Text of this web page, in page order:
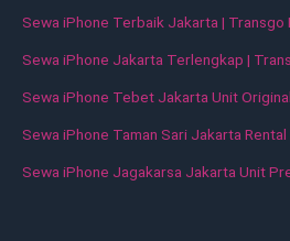
Sewa iPhone Terbaik Jakarta | Transgo
Sewa iPhone Jakarta Terlengkap |
Sewa iPhone Tebet Jakarta Unit
Sewa iPhone Taman Sari Jakarta
Sewa iPhone Jagakarsa Jakarta Unit